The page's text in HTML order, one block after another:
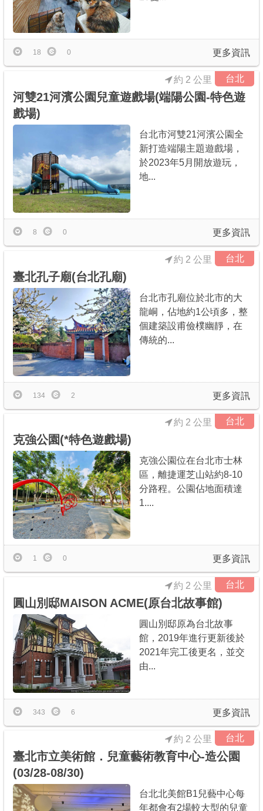
更多資訊
18 0
台北
河雙21河濱公園兒童遊戲場(端陽公園-特色遊
戲場)
約 2 公里
台北市河雙21河濱公園全
新打造端陽主題遊戲場，
於2023年5月開放遊玩，
地...
更多資訊
8 0
台北
臺北孔子廟(台北孔廟)
約 2 公里
台北市孔廟位於北市的大
龍峒，佔地約1公頃多，整
個建築設甫儉樸幽靜，在
傳統的...
更多資訊
134 2
台北
克強公園(*特色遊戲場)
約 2 公里
克強公園位在台北市士林
區，離捷運芝山站約8-10
分路程。公園佔地面積達
1....
更多資訊
1 0
台北
圓山別邸MAISON ACME(原台北故事館)
約 2 公里
圓山別邸原為台北故事
館，2019年進行更新後於
2021年完工後更名，並交
由...
更多資訊
343 6
台北
臺北市立美術館．兒童藝術教育中心-造公園
(03/28-08/30)
約 2 公里
台北北美館B1兒藝中心每
年都會有2場較大型的兒童